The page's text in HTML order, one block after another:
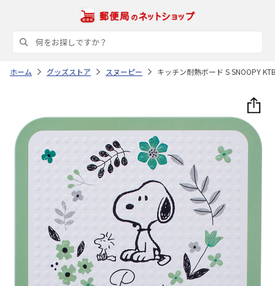
ホーム グッズストア スヌーピー キッチン耐熱ボード S SNOOPY